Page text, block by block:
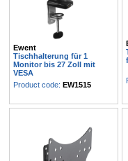
Ewent
Tischhalterung für 1
Monitor bis 27 Zoll mit
VESA
Product code: EW1515